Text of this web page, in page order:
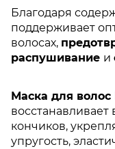
Благодаря
поддерживает
волосах,
распушивание и
Маска для волос
кончиков,
упругость,